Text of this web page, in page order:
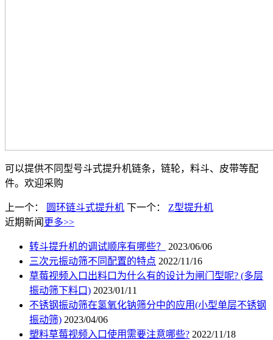
可以提供不同型号斗式提升机链条，链轮，料斗、皮带等配
件。欢迎采购
上一个： 圆环链斗式提升机 下一个： Z型提升机
近期新闻 更多>>
转斗提升机的调试顺序有哪些？
2023/06/06
三次元振动筛不同配置的特点 2022/11/16
草莓视频入口出料口为什么有的设计为闸门型呢? (多层
振动筛下料口) 2023/01/11
不锈钢振动筛在氢氧化钠筛分中的应用(小型单层不锈钢
振动筛) 2023/04/06
塑料草莓视频入口使用需要注意哪些? 2022/11/18